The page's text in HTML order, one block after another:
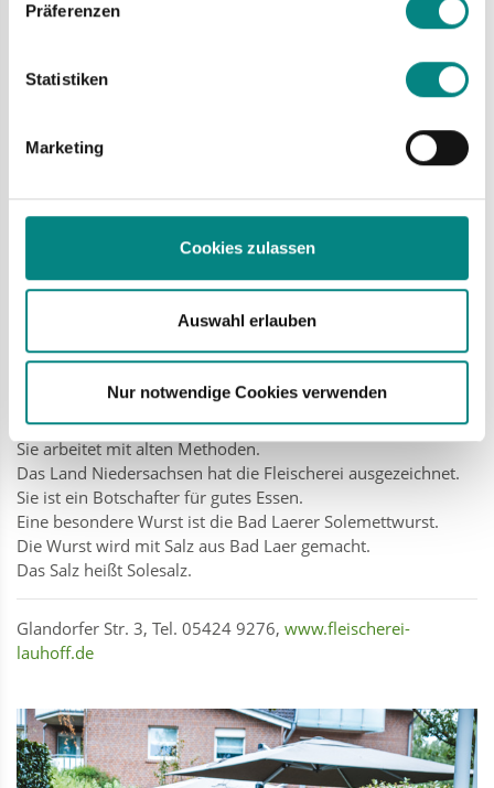
Erfahren Sie mehr darüber, wie Ihre persönlichen Daten verarbeitet
Präferenzen
Statistiken
Marketing
Cookies zulassen
Auswahl erlauben
Nur notwendige Cookies verwenden
Fleischerei Lauhoff
Die Fleischerei Lauhoff gibt es seit 1911.
Bad Laer ist eine Stadt.
Die Fleischerei macht gutes Fleisch.
Sie arbeitet mit alten Methoden.
Das Land Niedersachsen hat die Fleischerei ausgezeichnet.
Sie ist ein Botschafter für gutes Essen.
Eine besondere Wurst ist die Bad Laerer Solemettwurst.
Die Wurst wird mit Salz aus Bad Laer gemacht.
Das Salz heißt Solesalz.
Glandorfer Str. 3, Tel. 05424 9276, www.fleischerei-
lauhoff.de